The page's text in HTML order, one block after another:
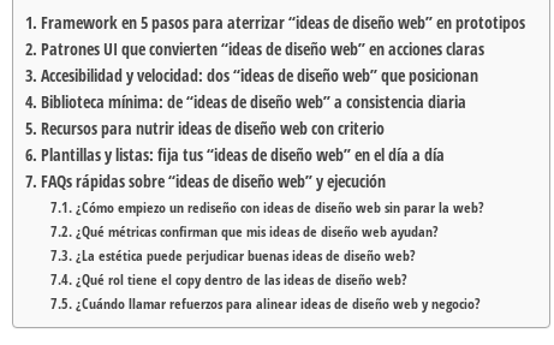
Framework en 5 pasos para aterrizar “ideas de diseño web” en prototipos
Patrones UI que convierten “ideas de diseño web” en acciones claras
Accesibilidad y velocidad: dos “ideas de diseño web” que posicionan
Biblioteca mínima: de “ideas de diseño web” a consistencia diaria
Recursos para nutrir ideas de diseño web con criterio
Plantillas y listas: fija tus “ideas de diseño web” en el día a día
FAQs rápidas sobre “ideas de diseño web” y ejecución
¿Cómo empiezo un rediseño con ideas de diseño web sin parar la web?
¿Qué métricas confirman que mis ideas de diseño web ayudan?
¿La estética puede perjudicar buenas ideas de diseño web?
¿Qué rol tiene el copy dentro de las ideas de diseño web?
¿Cuándo llamar refuerzos para alinear ideas de diseño web y negocio?